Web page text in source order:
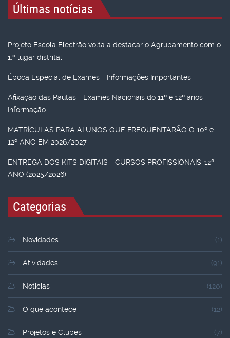
Últimas notícias
Projeto Escola Electrão volta a destacar o Agrupamento com o
1.º lugar distrital
Época Especial de Exames - Informações Importantes
Afixação das Pautas - Exames Nacionais do 11º e 12º anos -
Informação
MATRÍCULAS PARA ALUNOS QUE FREQUENTARÃO O 10º e
12º ANO EM 2026/2027
ENTREGA DOS KITS DIGITAIS - CURSOS PROFISSIONAIS-12º
ANO (2025/2026)
Categorias
Novidades (1)
Atividades (91)
Noticias (120)
O que acontece (12)
Projetos e Clubes (7)